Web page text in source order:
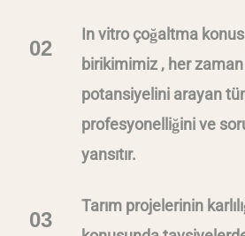
02
In vitro çoğaltma
birikimimiz , her
potansiyelini arayan
profesyonelliğini ve
yansıtır.
03
Tarım projelerinin